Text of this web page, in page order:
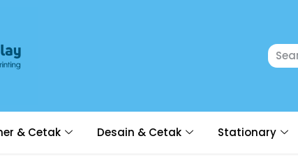
& Cetak Desain & Cetak Stationary